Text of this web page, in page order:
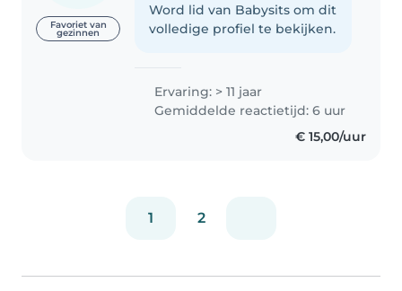
Favoriet van
gezinnen
Word lid van Babysits om dit
volledige profiel te bekijken.
Ervaring: > 11 jaar
Gemiddelde reactietijd: 6 uur
€ 15,00/uur
1 2